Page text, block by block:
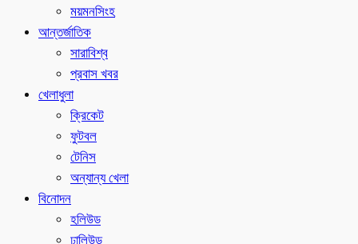
ময়মনসিংহ
আন্তর্জাতিক
সারাবিশ্ব
প্রবাস খবর
খেলাধুলা
ক্রিকেট
ফুটবল
টেনিস
অন্যান্য খেলা
বিনোদন
হলিউড
ঢালিউড